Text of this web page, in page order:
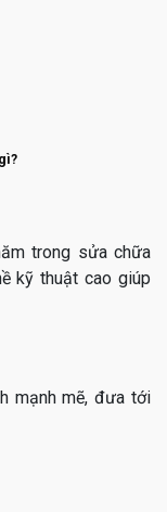
trong sửa chữa
kỹ thuật cao giúp
mạnh mẽ, đưa tới